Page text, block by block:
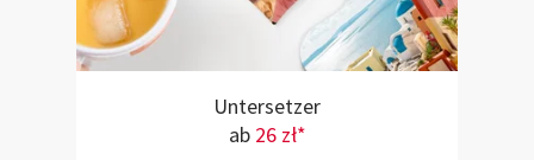
Untersetzer
ab 26 zł*